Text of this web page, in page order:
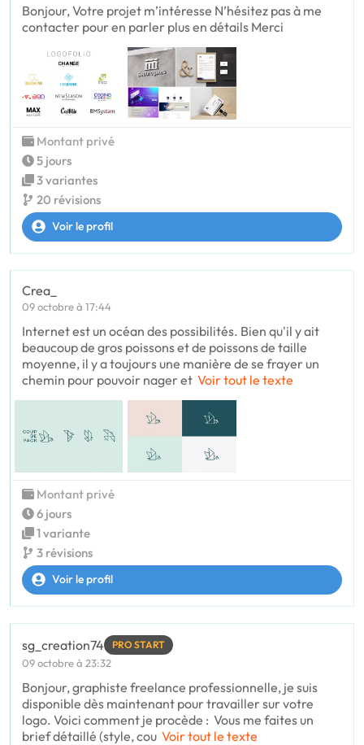
Bonjour, Votre projet m’intéresse N’hésitez pas à me
contacter pour en parler plus en détails Merci
Montant privé
5 jours
3 variantes
20 révisions
Voir le profil
Crea_
09 octobre à 17:44
Internet est un océan des possibilités. Bien qu'il y ait
beaucoup de gros poissons et de poissons de taille
moyenne, il y a toujours une manière de se frayer un
chemin pour pouvoir nager et Voir tout le texte
Montant privé
6 jours
1 variante
3 révisions
Voir le profil
sg_creation74 PRO START
09 octobre à 23:32
Bonjour, graphiste freelance professionnelle, je suis
disponible dès maintenant pour travailler sur votre
logo. Voici comment je procède : Vous me faites un
brief détaillé (style, cou Voir tout le texte